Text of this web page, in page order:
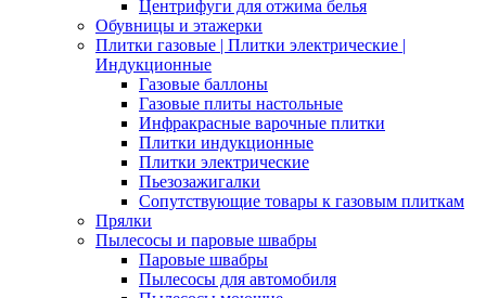
Центрифуги для отжима белья
Обувницы и этажерки
Плитки газовые | Плитки электрические |
Индукционные
Газовые баллоны
Газовые плиты настольные
Инфракрасные варочные плитки
Плитки индукционные
Плитки электрические
Пьезозажигалки
Сопутствующие товары к газовым плиткам
Прялки
Пылесосы и паровые швабры
Паровые швабры
Пылесосы для автомобиля